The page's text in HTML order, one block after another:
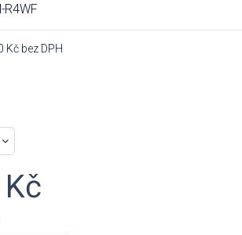
R4WF
Kč bez DPH